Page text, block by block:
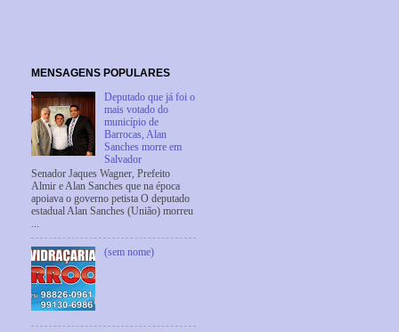
MENSAGENS POPULARES
Deputado que já foi o
mais votado do
município de
Barrocas, Alan
Sanches morre em
Salvador
Senador Jaques Wagner, Prefeito
Almir e Alan Sanches que na época
apoiava o governo petista O deputado
estadual Alan Sanches (União) morreu
...
(sem nome)